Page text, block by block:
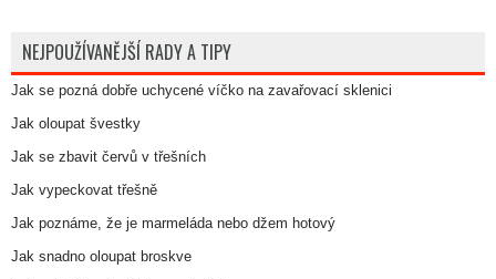
NEJPOUŽÍVANĚJŠÍ RADY A TIPY
Jak se pozná dobře uchycené víčko na zavařovací sklenici
Jak oloupat švestky
Jak se zbavit červů v třešních
Jak vypeckovat třešně
Jak poznáme, že je marmeláda nebo džem hotový
Jak snadno oloupat broskve